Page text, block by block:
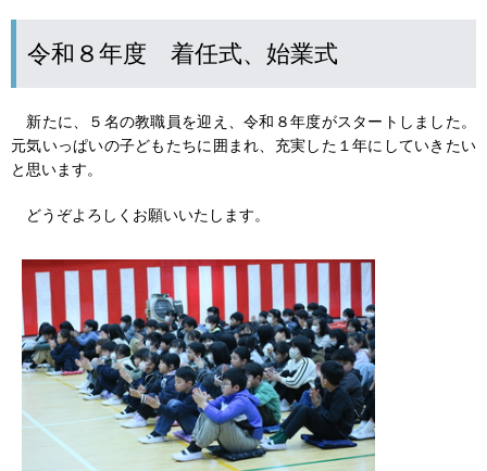
令和８年度 着任式、始業式
新たに、５名の教職員を迎え、令和８年度がスタートしました。
元気いっぱいの子どもたちに囲まれ、充実した１年にしていきたい
と思います。
どうぞよろしくお願いいたします。